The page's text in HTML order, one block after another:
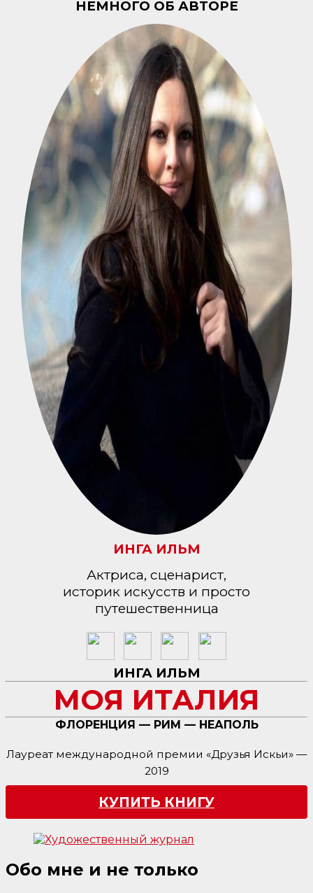
НЕМНОГО ОБ АВТОРЕ
ИНГА ИЛЬМ
Актриса, сценарист,
историк искусств и просто
путешественница
ИНГА ИЛЬМ
МОЯ ИТАЛИЯ
ФЛОРЕНЦИЯ — РИМ — НЕАПОЛЬ
Лауреат международной премии «Друзья Искьи» —
2019
КУПИТЬ КНИГУ
Обо мне и не только